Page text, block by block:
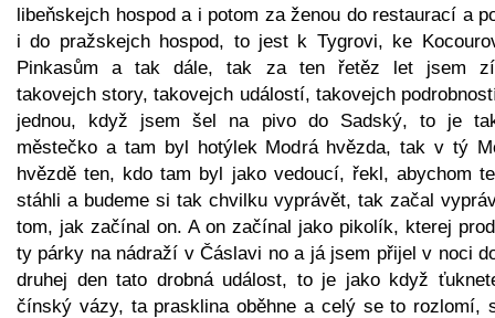
libeňskejch hospod a i potom za ženou do restaurací a
i do pražskejch hospod, to jest k Tygrovi, ke
Pinkasům a tak dále, tak za ten řetěz let jsem
takovejch story, takovejch událostí, takovejch
jednou, když jsem šel na pivo do Sadský, to je
městečko a tam byl hotýlek Modrá hvězda, tak v tý
hvězdě ten, kdo tam byl jako vedoucí, řekl, abychom
stáhli a budeme si tak chvilku vyprávět, tak začal
tom, jak začínal on. A on začínal jako pikolík, kterej
ty párky na nádraží v Čáslavi no a já jsem přijel v noci
druhej den tato drobná událost, to je jako když
čínský vázy, ta prasklina oběhne a celý se to rozlomí,